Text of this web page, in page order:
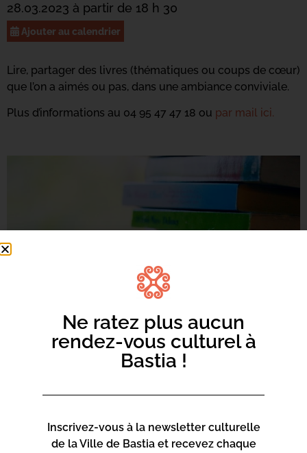
28.03.2023 à partir de 18 h 30
Ajouter au calendrier
Lire, partager des livres (thématiques ou coups de cœur)
que l’on a aimés ou pas, dans une ambiance conviviale.
Plus d’informations au 04 95 47 47 18 ou par mail ici.
Ne ratez plus aucun
rendez-vous culturel à
Bastia !
Inscrivez-vous à la newsletter culturelle
de la Ville de Bastia et recevez chaque